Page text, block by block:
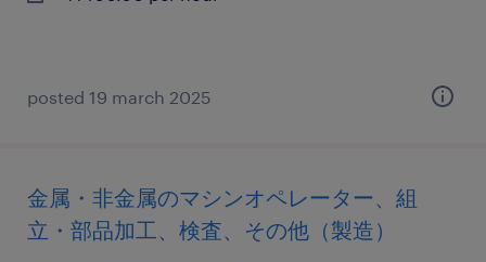
posted 19 march 2025
金属・非金属のマシンオペレーター、組
立・部品加工、検査、その他（製造）